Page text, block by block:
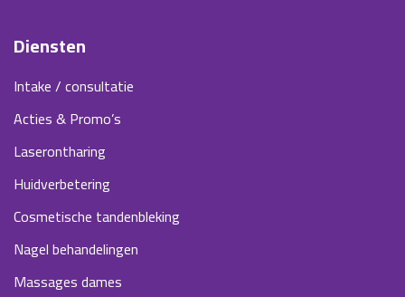
Diensten
Intake / consultatie
Acties & Promo’s
Laserontharing
Huidverbetering
Cosmetische tandenbleking
Nagel behandelingen
Massages dames